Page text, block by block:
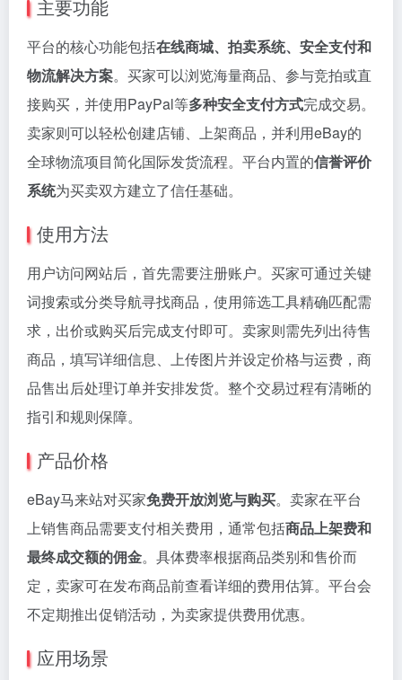
主要功能
平台的核心功能包括在线商城、拍卖系统、安全支付和
物流解决方案。买家可以浏览海量商品、参与竞拍或直
接购买，并使用PayPal等多种安全支付方式完成交易。
卖家则可以轻松创建店铺、上架商品，并利用eBay的
全球物流项目简化国际发货流程。平台内置的信誉评价
系统为买卖双方建立了信任基础。
使用方法
用户访问网站后，首先需要注册账户。买家可通过关键
词搜索或分类导航寻找商品，使用筛选工具精确匹配需
求，出价或购买后完成支付即可。卖家则需先列出待售
商品，填写详细信息、上传图片并设定价格与运费，商
品售出后处理订单并安排发货。整个交易过程有清晰的
指引和规则保障。
产品价格
eBay马来站对买家免费开放浏览与购买。卖家在平台
上销售商品需要支付相关费用，通常包括商品上架费和
最终成交额的佣金。具体费率根据商品类别和售价而
定，卖家可在发布商品前查看详细的费用估算。平台会
不定期推出促销活动，为卖家提供费用优惠。
应用场景